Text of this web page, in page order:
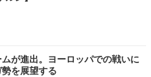
が進出。ヨーロッパでの戦いに
を展望する